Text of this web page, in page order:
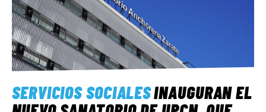
SERVICIOS SOCIALESINAUGURAN EL